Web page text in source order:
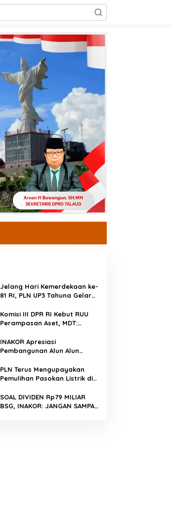
Jelang Hari Kemerdekaan ke-
81 RI, PLN UP3 Tahuna Gelar
Guna Pastikan Keandalan
Listrik Kepulauan Nusa Utara
Komisi III DPR RI Kebut RUU
Perampasan Aset, MDT:
Abuse of Power
INAKOR Apresiasi
Pembangunan Alun Alun
Audensi Dinilai Memberikan
Penjelasan Positif
PLN Terus Mengupayakan
Pemulihan Pasokan Listrik di
SOAL DIVIDEN Rp79 MILIAR
BSG, INAKOR: JANGAN SAMPAI